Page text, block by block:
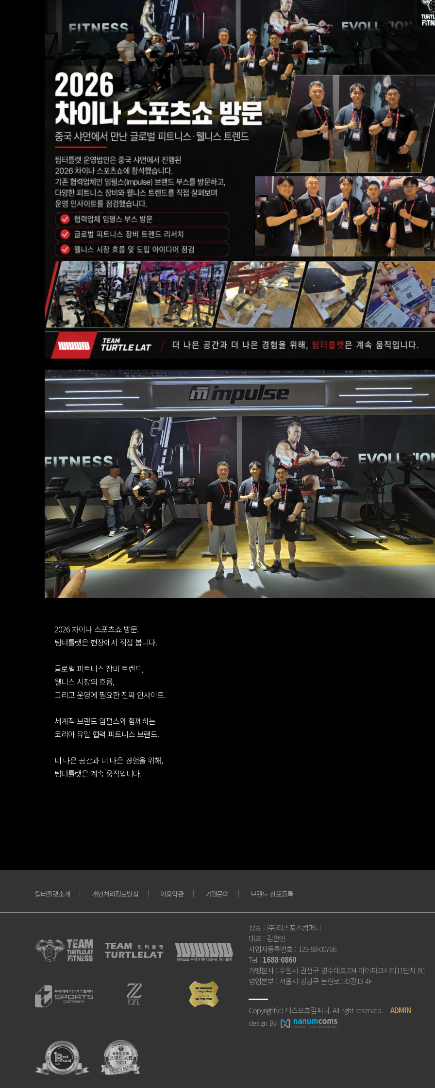
2026 차이나 스포츠쇼 방문.
팀터틀랫은 현장에서 직접 봅니다.
글로벌 피트니스 장비 트렌드,
웰니스 시장의 흐름,
그리고 운영에 필요한 진짜 인사이트.
세계적 브랜드 임펄스와 함께하는
코리아 유일 협력 피트니스 브랜드.
더 나은 공간과 더 나은 경험을 위해,
팀터틀랫은 계속 움직입니다.
팀터틀랫소개 개인처리정보방침 이용약관 가맹문의 브랜드 상표등록
상호 : (주)티스포츠컴퍼니
대표 : 김한민
사업자등록번호 : 123-88-00766
Tel : 1688-0860
가맹본사: 수원시 권선구 경수대로224 아이파크시티11단지 B1
영업본부 : 서울시 강남구 논현로132길13 4F
Copyright(c) 티스포츠컴퍼니. All right reserved. ADMIN
design By